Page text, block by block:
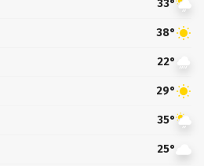
33°
38°
22°
29°
35°
25°